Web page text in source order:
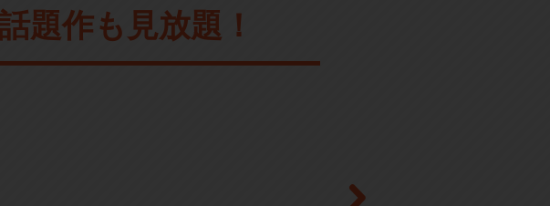
題作も見放題！